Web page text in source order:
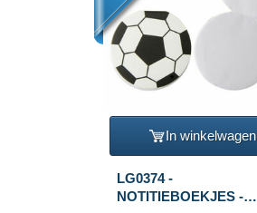
In winkelwagen
LG0374 -
NOTITIEBOEKJES -